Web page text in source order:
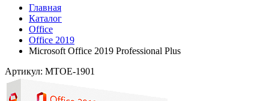
Главная
Каталог
Office
Office 2019
Microsoft Office 2019 Professional Plus
Артикул: MTOE-1901